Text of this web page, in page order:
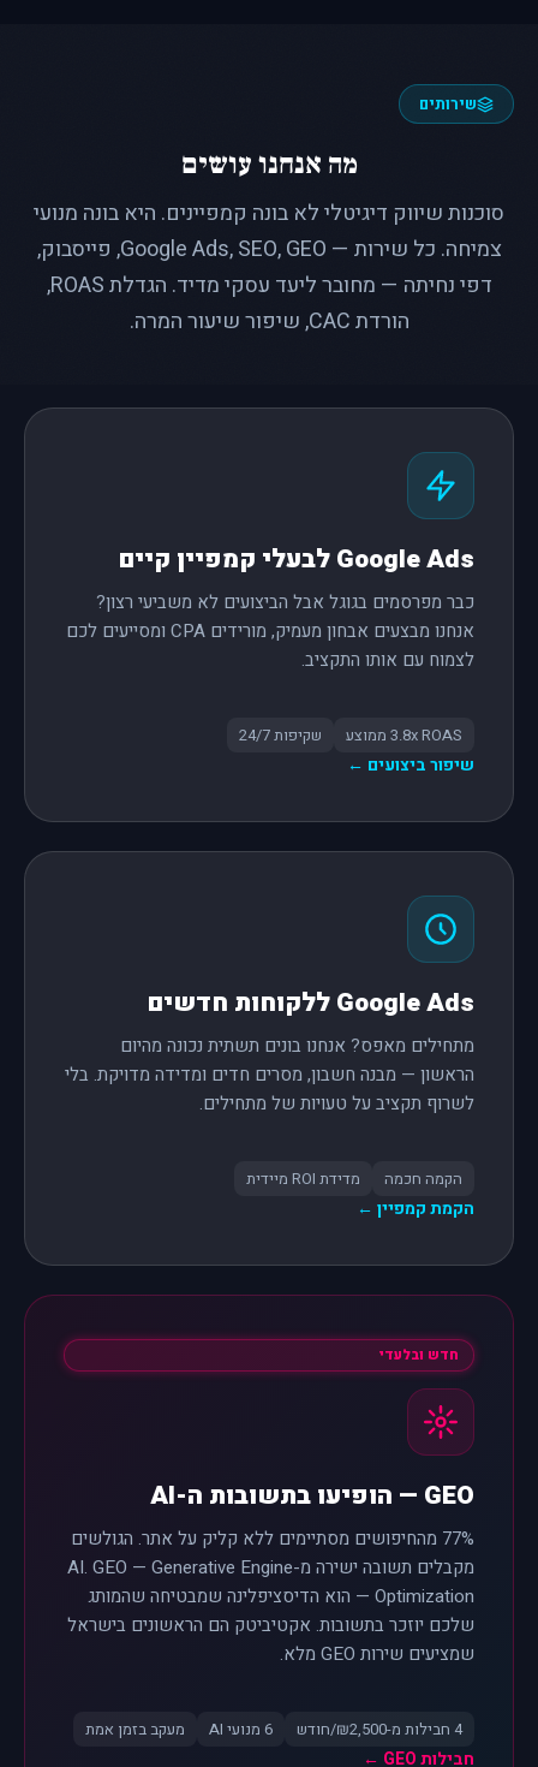
שירותים
מה אנחנו עושים
סוכנות שיווק דיגיטלי לא בונה קמפיינים. היא בונה מנועי
צמיחה. כל שירות — Google Ads, SEO, GEO, פייסבוק,
דפי נחיתה — מחובר ליעד עסקי מדיד. הגדלת ROAS,
הורדת CAC, שיפור שיעור המרה.
Google Ads לבעלי קמפיין קיים
כבר מפרסמים בגוגל אבל הביצועים לא משביעי רצון?
אנחנו מבצעים אבחון מעמיק, מורידים CPA ומסייעים לכם
לצמוח עם אותו התקציב.
3.8x ROAS ממוצע שקיפות 24/7
שיפור ביצועים ←
Google Ads ללקוחות חדשים
מתחילים מאפס? אנחנו בונים תשתית נכונה מהיום
הראשון — מבנה חשבון, מסרים חדים ומדידה מדויקת. בלי
לשרוף תקציב על טעויות של מתחילים.
הקמה חכמה מדידת ROI מיידית
הקמת קמפיין ←
חדש ובלעדי
GEO — הופיעו בתשובות ה-AI
77% מהחיפושים מסתיימים ללא קליק על אתר. הגולשים
מקבלים תשובה ישירה מ-AI. GEO — Generative Engine
Optimization — הוא הדיסציפלינה שמבטיחה שהמותג
שלכם יוזכר בתשובות. אקטיביטק הם הראשונים בישראל
שמציעים שירות GEO מלא.
4 חבילות מ-₪2,500/חודש 6 מנועי AI מעקב בזמן אמת
חבילות GEO ←